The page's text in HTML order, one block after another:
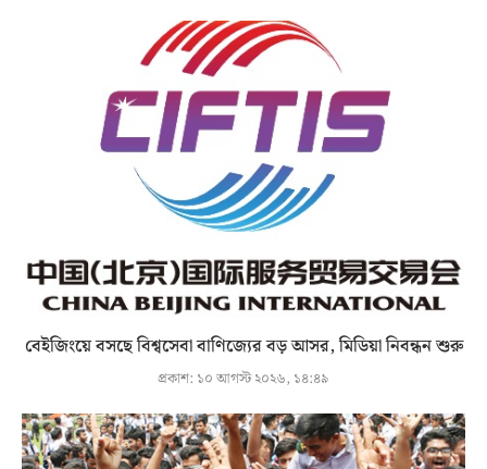
বেইজিংয়ে বসছে বিশ্বসেবা বাণিজ্যের বড় আসর, মিডিয়া নিবন্ধন শুরু
প্রকাশ: ১০ আগস্ট ২০২৬, ১৪:৪৯